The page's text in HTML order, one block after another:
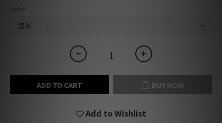
Color
ADD TO CART BUY NOW
Add to Wishlist